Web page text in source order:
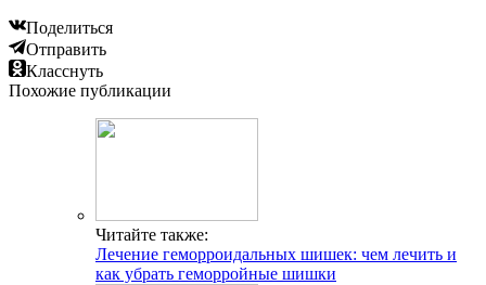
Поделиться
Отправить
Класснуть
Похожие публикации
Читайте также:
Лечение геморроидальных шишек: чем лечить и
как убрать геморройные шишки